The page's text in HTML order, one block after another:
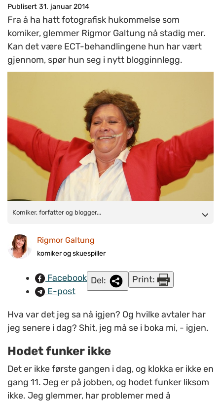
Publisert 31. januar 2014
Fra å ha hatt fotografisk hukommelse som
komiker, glemmer Rigmor Galtung nå stadig mer.
Kan det være ECT-behandlingene hun har vært
gjennom, spør hun seg i nytt blogginnlegg.
Komiker, forfatter og blogger Rigmor Galtung. FOTO: Roald
Komiker, forfatter og blogger...
Rigmor Galtung
komiker og skuespiller
Facebook
E-post
Del: Print:
Hva var det jeg sa nå igjen? Og hvilke avtaler har
jeg senere i dag? Shit, jeg må se i boka mi, - igjen.
Hodet funker ikke
Det er ikke første gangen i dag, og klokka er ikke en
gang 11. Jeg er på jobben, og hodet funker liksom
ikke. Jeg glemmer, har problemer med å